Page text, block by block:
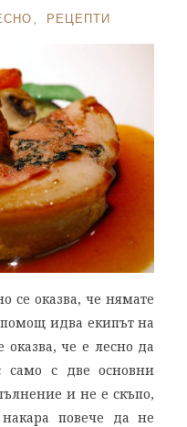
РЕЦЕПТИ
се оказва, че нямате
идва екипът на
че е лесно да
само с две основни
и не е скъпо,
повече да не